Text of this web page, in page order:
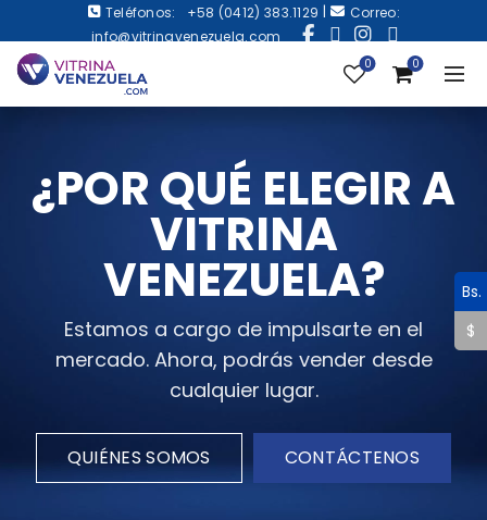
Teléfonos: +58 (0412) 383.1129 |
Correo:
info@vitrinavenezuela.com
0 0
¿POR QUÉ ELEGIR A
VITRINA
VENEZUELA?
Estamos a cargo de impulsarte en el
mercado. Ahora, podrás vender desde
cualquier lugar.
QUIÉNES SOMOS CONTÁCTENOS
Bs.
$